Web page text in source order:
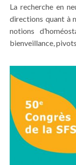
La recherche en
directions quant à
notions
bienveillance,